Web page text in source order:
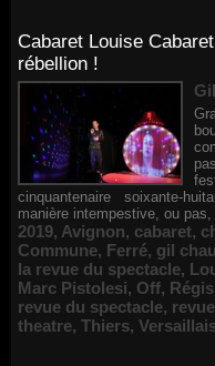
Cabaret Louise
rébellion !
cinquantenaire soixante-
manière intempestive, ou
2019, Avignon, cabaret,
Commune, Ferré, gil
la revue du spectacle,
Marc Pistolesi, Off,
revue du spectacle,
theatre, Thiers,